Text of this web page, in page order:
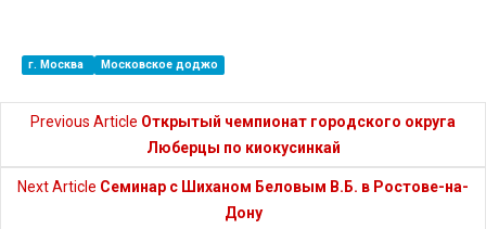
г. Москва Московское доджо
Previous Article Открытый чемпионат городского округа
Люберцы по киокусинкай
Next Article Семинар с Шиханом Беловым В.Б. в Ростове-на-
Дону